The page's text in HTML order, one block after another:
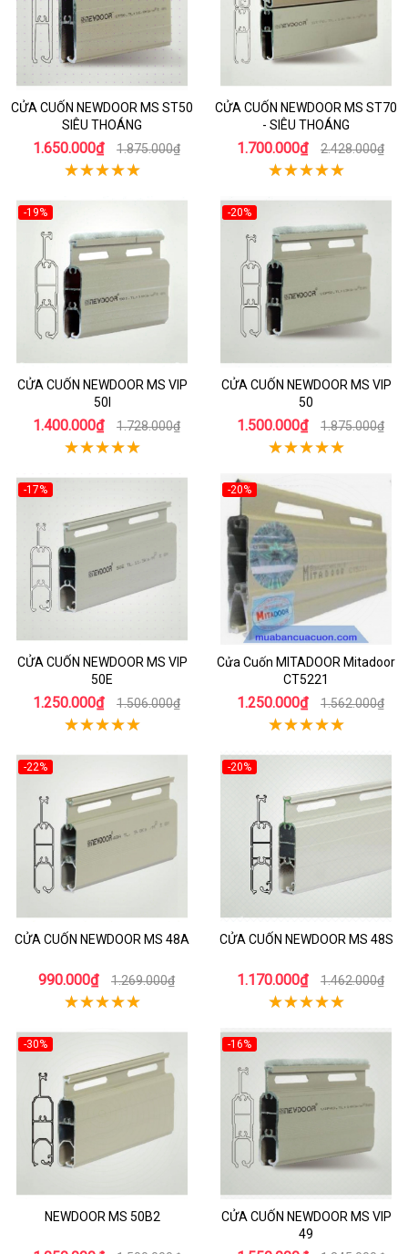
CỬA CUỐN NEWDOOR MS ST50
SIÊU THOÁNG
1.650.000₫ 1.875.000₫
CỬA CUỐN NEWDOOR MS ST70
- SIÊU THOÁNG
1.700.000₫ 2.428.000₫
-19%
CỬA CUỐN NEWDOOR MS VIP
50I
1.400.000₫ 1.728.000₫
-20%
CỬA CUỐN NEWDOOR MS VIP
50
1.500.000₫ 1.875.000₫
-17%
CỬA CUỐN NEWDOOR MS VIP
50E
1.250.000₫ 1.506.000₫
-20%
Cửa Cuốn MITADOOR Mitadoor
CT5221
1.250.000₫ 1.562.000₫
-22%
CỬA CUỐN NEWDOOR MS 48A
990.000₫ 1.269.000₫
-20%
CỬA CUỐN NEWDOOR MS 48S
1.170.000₫ 1.462.000₫
-30%
NEWDOOR MS 50B2
-16%
CỬA CUỐN NEWDOOR MS VIP
49